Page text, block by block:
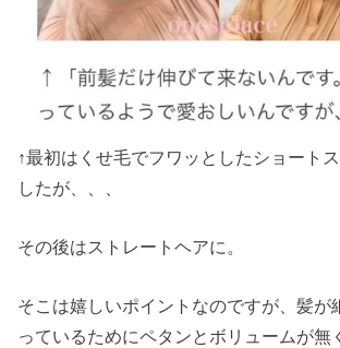
↑最初はくせ毛でフワッとしたショート
したが、、、
その後はストレートヘアに。
そこは嬉しいポイントなのですが、髪が
っているためにペタンとボリュームが無